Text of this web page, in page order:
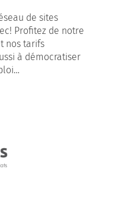
de sites
Profitez de notre
nos tarifs
à démocratiser